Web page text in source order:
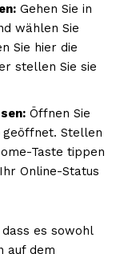
Gehen Sie in
wählen Sie
Sie hier die
stellen Sie sie
Öffnen Sie
geöffnet. Stellen
Taste tippen
Online-Status
es sowohl
auf dem